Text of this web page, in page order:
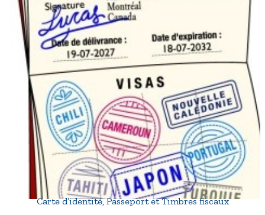
Carte d’identité, Passeport et Timbres fiscaux